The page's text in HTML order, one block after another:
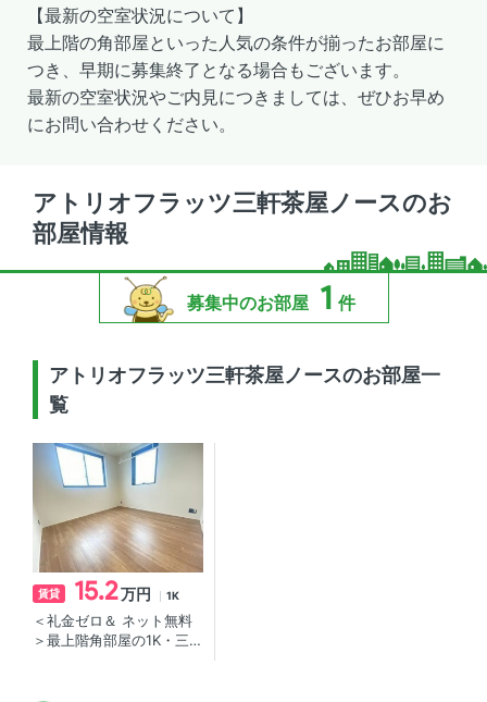
【最新の空室状況について】
最上階の角部屋といった人気の条件が揃ったお部屋に
つき、早期に募集終了となる場合もございます。
最新の空室状況やご内見につきましては、ぜひお早め
にお問い合わせください。
アトリオフラッツ三軒茶屋ノースのお
部屋情報
募集中のお部屋 1 件
アトリオフラッツ三軒茶屋ノースのお部屋一
覧
賃貸 15.2万円 1K
＜礼金ゼロ＆ ネット無料
＞最上階角部屋の1K・三